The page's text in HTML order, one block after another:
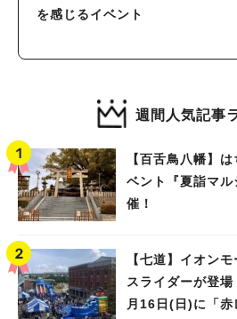
を感じるイベント
週間人気記事
【百舌鳥八幡】
ベント『夏詣マ
催！
【七道】イオン
スライダーが登
月16日(日)に「